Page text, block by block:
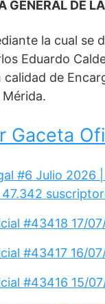
GENERAL DE
la cual se
Eduardo
calidad de
Gaceta
#6 Julio 2026
#43418 17/
#43417 16/
#43416 15/